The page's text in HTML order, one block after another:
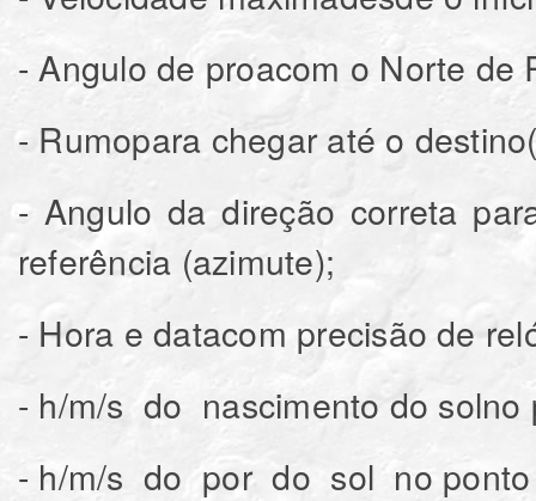
- Angulo de proacom o Norte de
- Rumopara chegar até o
- Angulo da direção correta
referência (azimute);
- Hora e datacom precisão de
- h/m/s do nascimento do solno
- h/m/s do por do sol no ponto